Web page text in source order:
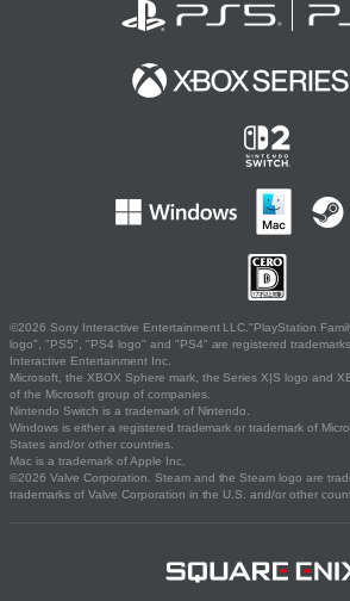
©2026 Sony Interactive Entertainment LLC."PlayStation
logo", "PS5", "PS4 logo" and "PS4" are registered
Interactive Entertainment Inc.
Microsoft, the XBOX Sphere mark, the Series X|S logo and
of the Microsoft group of companies.
Nintendo Switch is a trademark of Nintendo.
Windows is either a registered trademark or trademark of
States and/or other countries.
Mac is a trademark of Apple Inc.
©2026 Valve Corporation. Steam and the Steam logo are
trademarks of Valve Corporation in the U.S. and/or other